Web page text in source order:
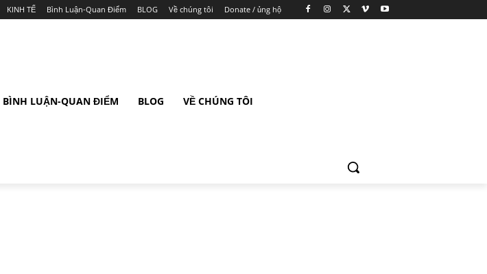
KINH TẾ Bình Luận-Quan Điểm BLOG Về chúng tôi Donate / ủng hộ
BÌNH LUẬN-QUAN ĐIỂM BLOG VỀ CHÚNG TÔI